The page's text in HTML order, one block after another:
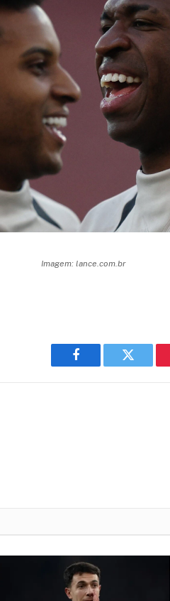
Imagem: lance.com.br
Facebook Twitter